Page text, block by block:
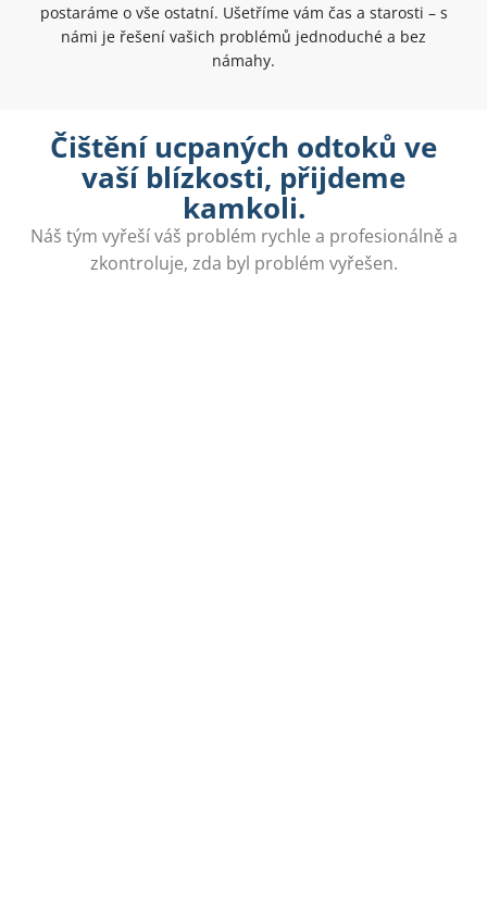
postaráme o vše ostatní. Ušetříme vám čas a starosti – s
námi je řešení vašich problémů jednoduché a bez
námahy.
Čištění ucpaných odtoků ve
vaší blízkosti, přijdeme
kamkoli.
Náš tým vyřeší váš problém rychle a profesionálně a
zkontroluje, zda byl problém vyřešen.